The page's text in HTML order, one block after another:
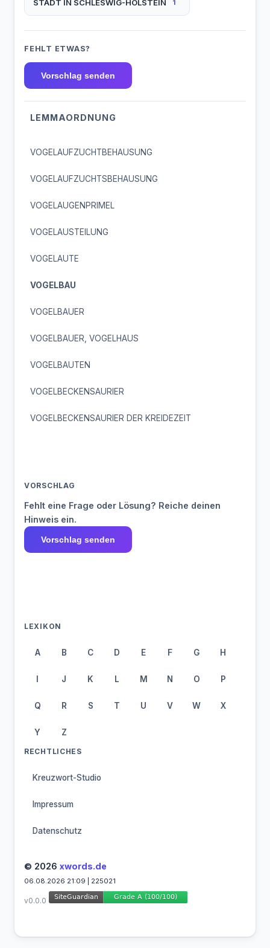
STADT IN SCHLESWIG-HOLSTEIN 1
FEHLT ETWAS?
Vorschlag senden
LEMMAORDNUNG
VOGELAUFZUCHTBEHAUSUNG
VOGELAUFZUCHTSBEHAUSUNG
VOGELAUGENPRIMEL
VOGELAUSTEILUNG
VOGELAUTE
VOGELBAU
VOGELBAUER
VOGELBAUER, VOGELHAUS
VOGELBAUTEN
VOGELBECKENSAURIER
VOGELBECKENSAURIER DER KREIDEZEIT
VORSCHLAG
Fehlt eine Frage oder Lösung? Reiche deinen
Hinweis ein.
Vorschlag senden
LEXIKON
A B C D E F G H
I J K L M N O P
Q R S T U V W X
Y Z
RECHTLICHES
Kreuzwort-Studio
Impressum
Datenschutz
© 2026 xwords.de
06.08.2026 21:09 | 225021
v0.0.0